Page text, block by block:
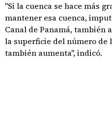
"Si la cuenca se hace más
mantener esa cuenca,
Canal de Panamá, también
la superficie del número de
también aumenta", indicó.